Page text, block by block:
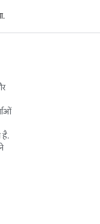
है.